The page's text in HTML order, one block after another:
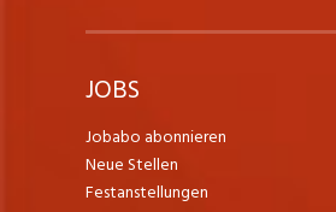
JOBS
Jobabo abonnieren
Neue Stellen
Festanstellungen